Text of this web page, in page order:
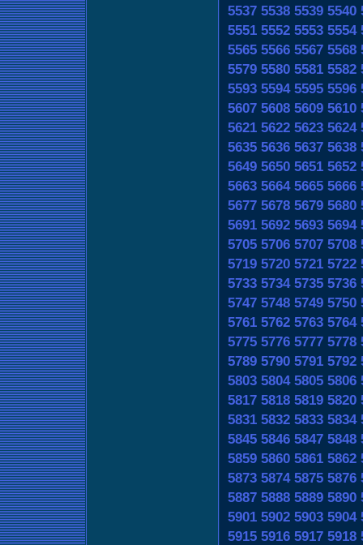
5537 5538 5539 5540
5551 5552 5553 5554
5565 5566 5567 5568
5579 5580 5581 5582
5593 5594 5595 5596
5607 5608 5609 5610
5621 5622 5623 5624
5635 5636 5637 5638
5649 5650 5651 5652
5663 5664 5665 5666
5677 5678 5679 5680
5691 5692 5693 5694
5705 5706 5707 5708
5719 5720 5721 5722
5733 5734 5735 5736
5747 5748 5749 5750
5761 5762 5763 5764
5775 5776 5777 5778
5789 5790 5791 5792
5803 5804 5805 5806
5817 5818 5819 5820
5831 5832 5833 5834
5845 5846 5847 5848
5859 5860 5861 5862
5873 5874 5875 5876
5887 5888 5889 5890
5901 5902 5903 5904
5915 5916 5917 5918